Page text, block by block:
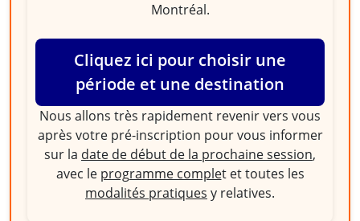
Montréal.
Cliquez ici pour choisir une
période et une destination
Nous allons très rapidement revenir vers vous
après votre pré-inscription pour vous informer
sur la date de début de la prochaine session,
avec le programme complet et toutes les
modalités pratiques y relatives.